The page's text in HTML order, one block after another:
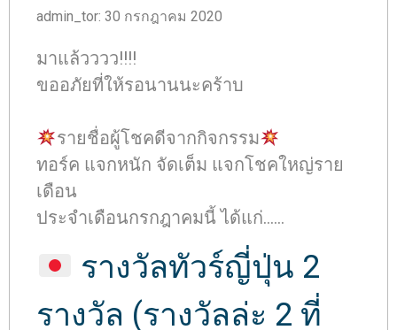
admin_tor: 30 กรกฎาคม 2020
มาแล้วววว!!!!
ขออภัยที่ให้รอนานนะคร้าบ
รายชื่อผู้โชคดีจากกิจกรรม
ทอร์ค แจกหนัก จัดเต็ม แจกโชคใหญ่ราย
เดือน
ประจำเดือนกรกฎาคมนี้ ได้แก่……
รางวัลทัวร์ญี่ปุ่น 2
รางวัล (รางวัลล่ะ 2 ที่